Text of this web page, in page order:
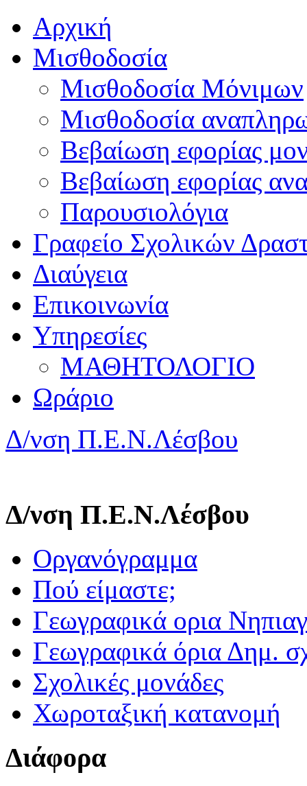
Αρχική
Μισθοδοσία
Μισθοδοσία Μόνιμων
Μισθοδοσία
Βεβαίωση εφορίας
Βεβαίωση εφορίας
Παρουσιολόγια
Γραφείο Σχολικών
Διαύγεια
Επικοινωνία
Υπηρεσίες
ΜΑΘΗΤΟΛΟΓΙΟ
Ωράριο
Δ/νση Π.Ε.Ν.Λέσβου
Δ/νση Π.Ε.Ν.Λέσβου
Οργανόγραμμα
Πού είμαστε;
Γεωγραφικά ορια
Γεωγραφικά όρια Δημ.
Σχολικές μονάδες
Χωροταξική κατανομή
Διάφορα